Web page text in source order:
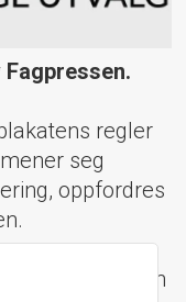
regler
seg
oppfordres
er et klageorgan